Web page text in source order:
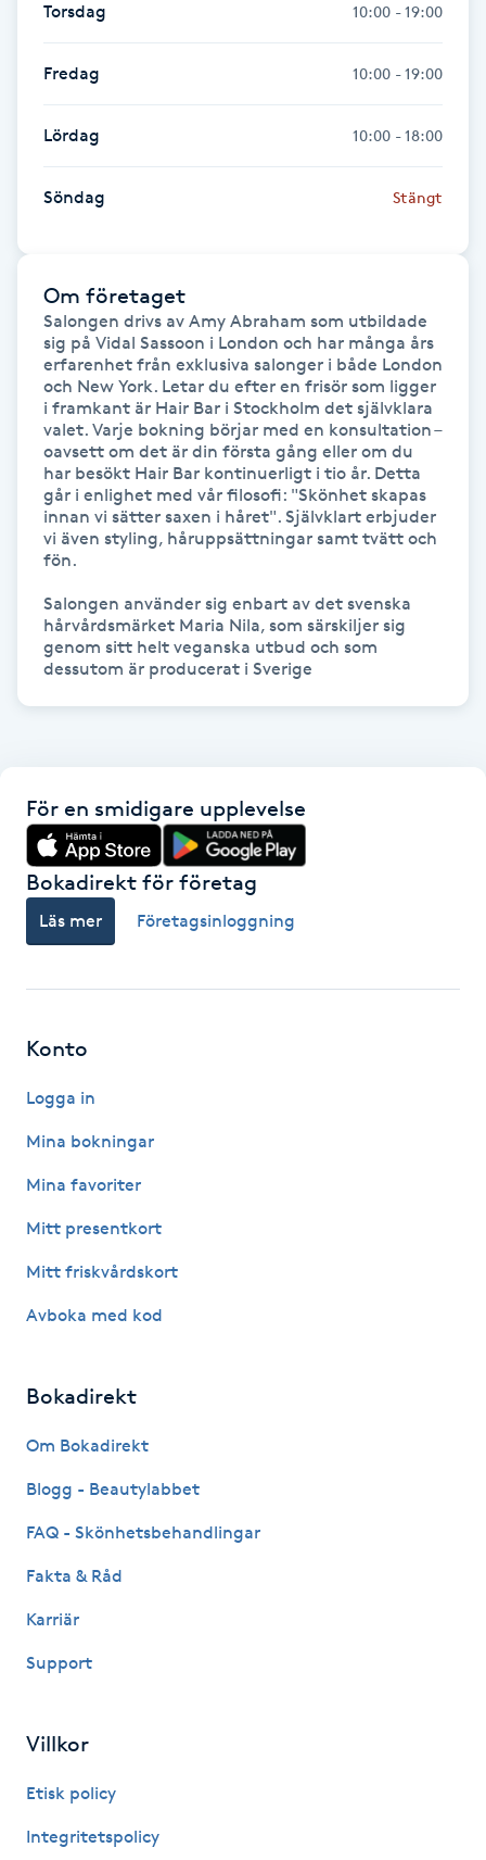
Gel naglar
Gelenaglar
Gellack
Gellack med förstärkning
Gravidmassage
Gravidyoga
Gruppträning
Gua Sha-massage
Hatha Yoga
Headspa
Healing
Hollywood Peel
Hot Stone Massage
Hudvård
Hyperhidros
Hypnos
Hårborttagning
Hårbottenbehandling
Hårvård
Hälsa
IPL
Torsdag 10:00 - 19:00
Fredag 10:00 - 19:00
Lördag 10:00 - 18:00
Söndag Stängt
Om företaget
Salongen drivs av Amy Abraham som utbildade
sig på Vidal Sassoon i London och har många års
erfarenhet från exklusiva salonger i både London
och New York. Letar du efter en frisör som ligger
i framkant är Hair Bar i Stockholm det självklara
valet. Varje bokning börjar med en konsultation –
oavsett om det är din första gång eller om du
har besökt Hair Bar kontinuerligt i tio år. Detta
går i enlighet med vår filosofi: "Skönhet skapas
innan vi sätter saxen i håret". Självklart erbjuder
vi även styling, håruppsättningar samt tvätt och
fön.
Salongen använder sig enbart av det svenska
hårvårdsmärket Maria Nila, som särskiljer sig
genom sitt helt veganska utbud och som
dessutom är producerat i Sverige
För en smidigare upplevelse
Bokadirekt för företag
Läs mer Företagsinloggning
Konto
Logga in
Mina bokningar
Mina favoriter
Mitt presentkort
Mitt friskvårdskort
Avboka med kod
Bokadirekt
Om Bokadirekt
Blogg - Beautylabbet
FAQ - Skönhetsbehandlingar
Fakta & Råd
Karriär
Support
Villkor
Etisk policy
Integritetspolicy